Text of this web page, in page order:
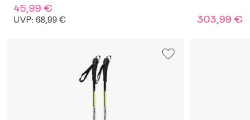
45,99 €
UVP: 68,99 € 303,99 €